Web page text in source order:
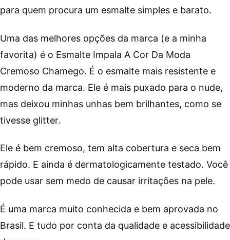
para quem procura um esmalte simples e barato.
Uma das melhores opções da marca (e a minha
favorita) é o Esmalte Impala A Cor Da Moda
Cremoso Chamego. É o esmalte mais resistente e
moderno da marca. Ele é mais puxado para o nude,
mas deixou minhas unhas bem brilhantes, como se
tivesse glitter.
Ele é bem cremoso, tem alta cobertura e seca bem
rápido. E ainda é dermatologicamente testado. Você
pode usar sem medo de causar irritações na pele.
É uma marca muito conhecida e bem aprovada no
Brasil. E tudo por conta da qualidade e acessibilidade